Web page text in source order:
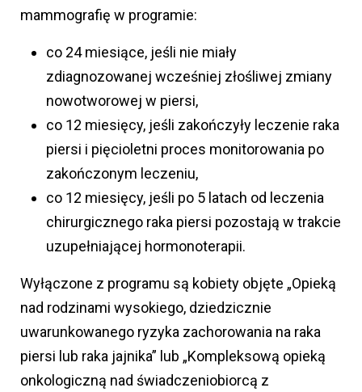
mammografię w programie:
co 24 miesiące, jeśli nie miały
zdiagnozowanej wcześniej złośliwej zmiany
nowotworowej w piersi,
co 12 miesięcy, jeśli zakończyły leczenie raka
piersi i pięcioletni proces monitorowania po
zakończonym leczeniu,
co 12 miesięcy, jeśli po 5 latach od leczenia
chirurgicznego raka piersi pozostają w trakcie
uzupełniającej hormonoterapii.
Wyłączone z programu są kobiety objęte „Opieką
nad rodzinami wysokiego, dziedzicznie
uwarunkowanego ryzyka zachorowania na raka
piersi lub raka jajnika” lub „Kompleksową opieką
onkologiczną nad świadczeniobiorcą z